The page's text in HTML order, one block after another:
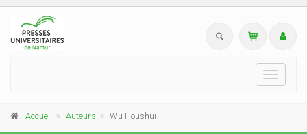
Toggle
Accueil Auteurs Wu Houshui